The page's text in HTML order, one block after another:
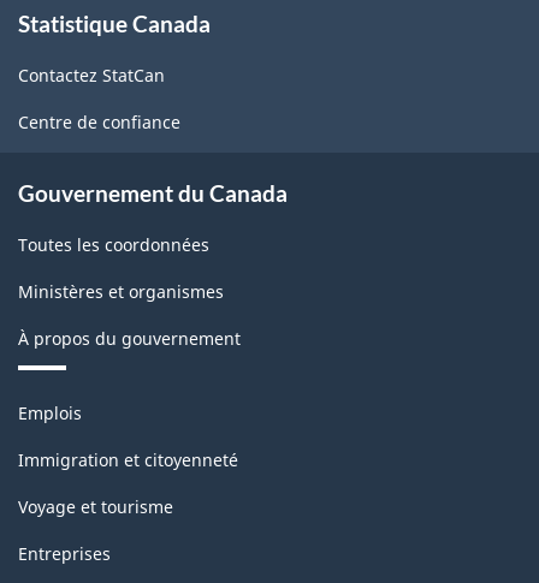
diffusées
PISE
Enquête
mensuelle
sur
l'écoulement
propos
ce
site
Statistique Canada
Contactez StatCan
Centre de confiance
Gouvernement du Canada
Toutes les coordonnées
Ministères et organismes
À propos du gouvernement
Thèmes
sujets
Emplois
Immigration et citoyenneté
Voyage et tourisme
Entreprises